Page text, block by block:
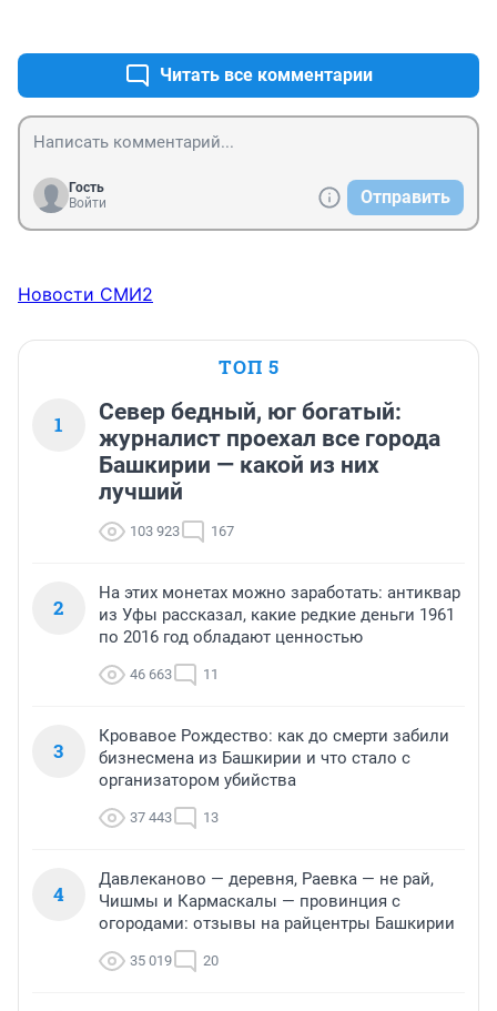
Читать все комментарии
Гость
Войти
Отправить
Новости СМИ2
ТОП 5
1
Север бедный, юг богатый:
журналист проехал все города
Башкирии — какой из них
лучший
103 923 167
2
На этих монетах можно заработать: антиквар
из Уфы рассказал, какие редкие деньги 1961
по 2016 год обладают ценностью
46 663 11
3
Кровавое Рождество: как до смерти забили
бизнесмена из Башкирии и что стало с
организатором убийства
37 443 13
4
Давлеканово — деревня, Раевка — не рай,
Чишмы и Кармаскалы — провинция с
огородами: отзывы на райцентры Башкирии
35 019 20